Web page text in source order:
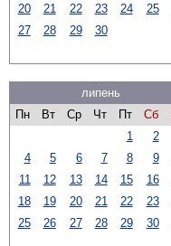
20
21 22 23 24 25
27
28 29 30
липень
Пн
Вт Ср Чт Пт Сб
1
2
4
5 6 7 8 9
11
12 13 14 15 16
18
19 20 21 22 23
25
26 27 28 29 30